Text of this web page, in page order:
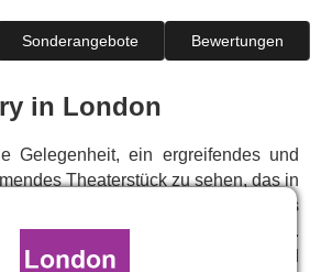
Sonderangebote Bewertungen
in London
Gelegenheit, ein ergreifendes und
Theaterstück zu sehen, das in
war und drei Jahre in Folge das
Fringe Festival begeisterte.
spielt auf den Straßen Dublins und